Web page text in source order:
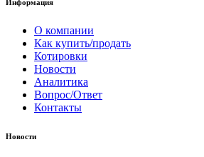
Информация
О компании
Как купить/продать
Котировки
Новости
Аналитика
Вопрос/Ответ
Контакты
Новости